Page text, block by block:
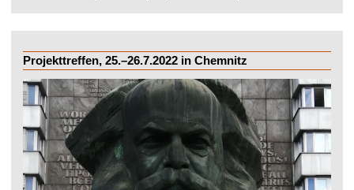
Projekttreffen, 25.–26.7.2022 in Chemnitz